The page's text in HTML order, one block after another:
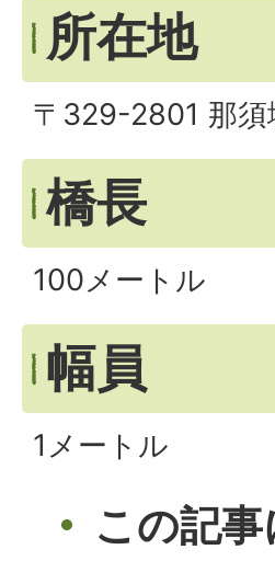
所在地
〒329-2801 那須
橋長
100メートル
幅員
1メートル
この記